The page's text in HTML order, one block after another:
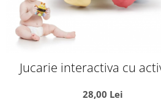
Jucarie interactiva cu
28,00 Lei